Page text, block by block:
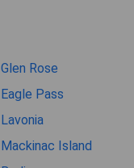
Glen Rose
Eagle Pass
Lavonia
Mackinac Island